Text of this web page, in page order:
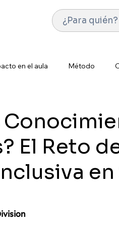
¿Para quién?
en el aula Método
El Reto